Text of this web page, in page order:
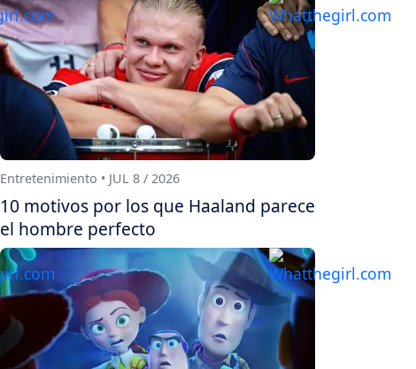
Entretenimiento • JUL 8 / 2026
10 motivos por los que Haaland parece
el hombre perfecto